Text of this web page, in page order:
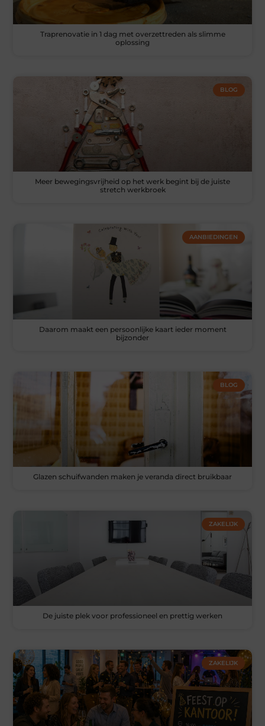
Traprenovatie in 1 dag met overzettreden als slimme
oplossing
BLOG
Meer bewegingsvrijheid op het werk begint bij de juiste
stretch werkbroek
AANBIEDINGEN
Daarom maakt een persoonlijke kaart ieder moment
bijzonder
BLOG
Glazen schuifwanden maken je veranda direct bruikbaar
ZAKELIJK
De juiste plek voor professioneel en prettig werken
ZAKELIJK